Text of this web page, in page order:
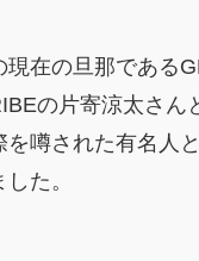
現在の旦那である
の片寄涼太さん
を噂された有名人
た。